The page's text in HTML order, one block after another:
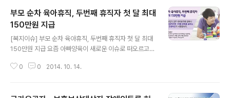
부모 순차 육아휴직, 두번째 휴직자 첫 달 최대
150만원 지급
[복지이슈] 부모 순차 육아휴직, 두번째 휴직자 첫 달 최대
150만원 지급 요즘 아빠양육이 새로운 이슈로 떠오르고
랜대디(Friendaddy)라는 단어도 종종 들리고 있는데요,
0 0 2014. 10. 14.